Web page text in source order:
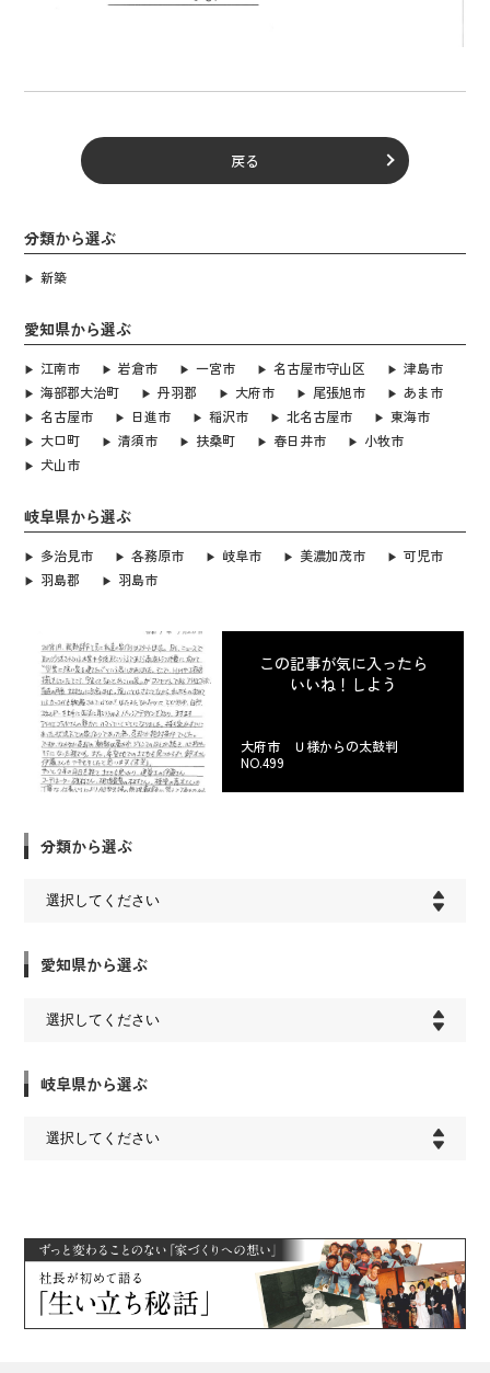
戻る
分類から選ぶ
新築
愛知県から選ぶ
江南市 岩倉市 一宮市 名古屋市守山区
津島市
海部郡大治町
丹羽郡 大府市 尾張旭市
あま市
名古屋市
日進市 稲沢市 北名古屋市
東海市
大口町
清須市 扶桑町 春日井市
小牧市
犬山市
岐阜県から選ぶ
多治見市 各務原市 岐阜市 美濃加茂市
可児市
羽島郡
羽島市
この記事が気に入ったら
いいね！しよう
大府市 Ｕ様からの太鼓判
NO.499
分類から選ぶ
愛知県から選ぶ
岐阜県から選ぶ